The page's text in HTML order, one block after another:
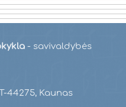
- savivaldybės
44275, Kaunas